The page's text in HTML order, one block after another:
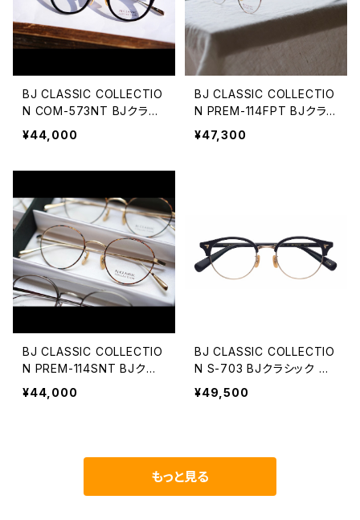
BJ CLASSIC COLLECTIO
N COM-573NT BJクラシ
ック
¥44,000
BJ CLASSIC COLLECTIO
N PREM-114FPT BJクラ
シック 2025AW
¥47,300
BJ CLASSIC COLLECTIO
N PREM-114SNT BJクラ
シック
¥44,000
BJ CLASSIC COLLECTIO
N S-703 BJクラシック ブ
ロー サーモント 2026ss
¥49,500
もっと見る